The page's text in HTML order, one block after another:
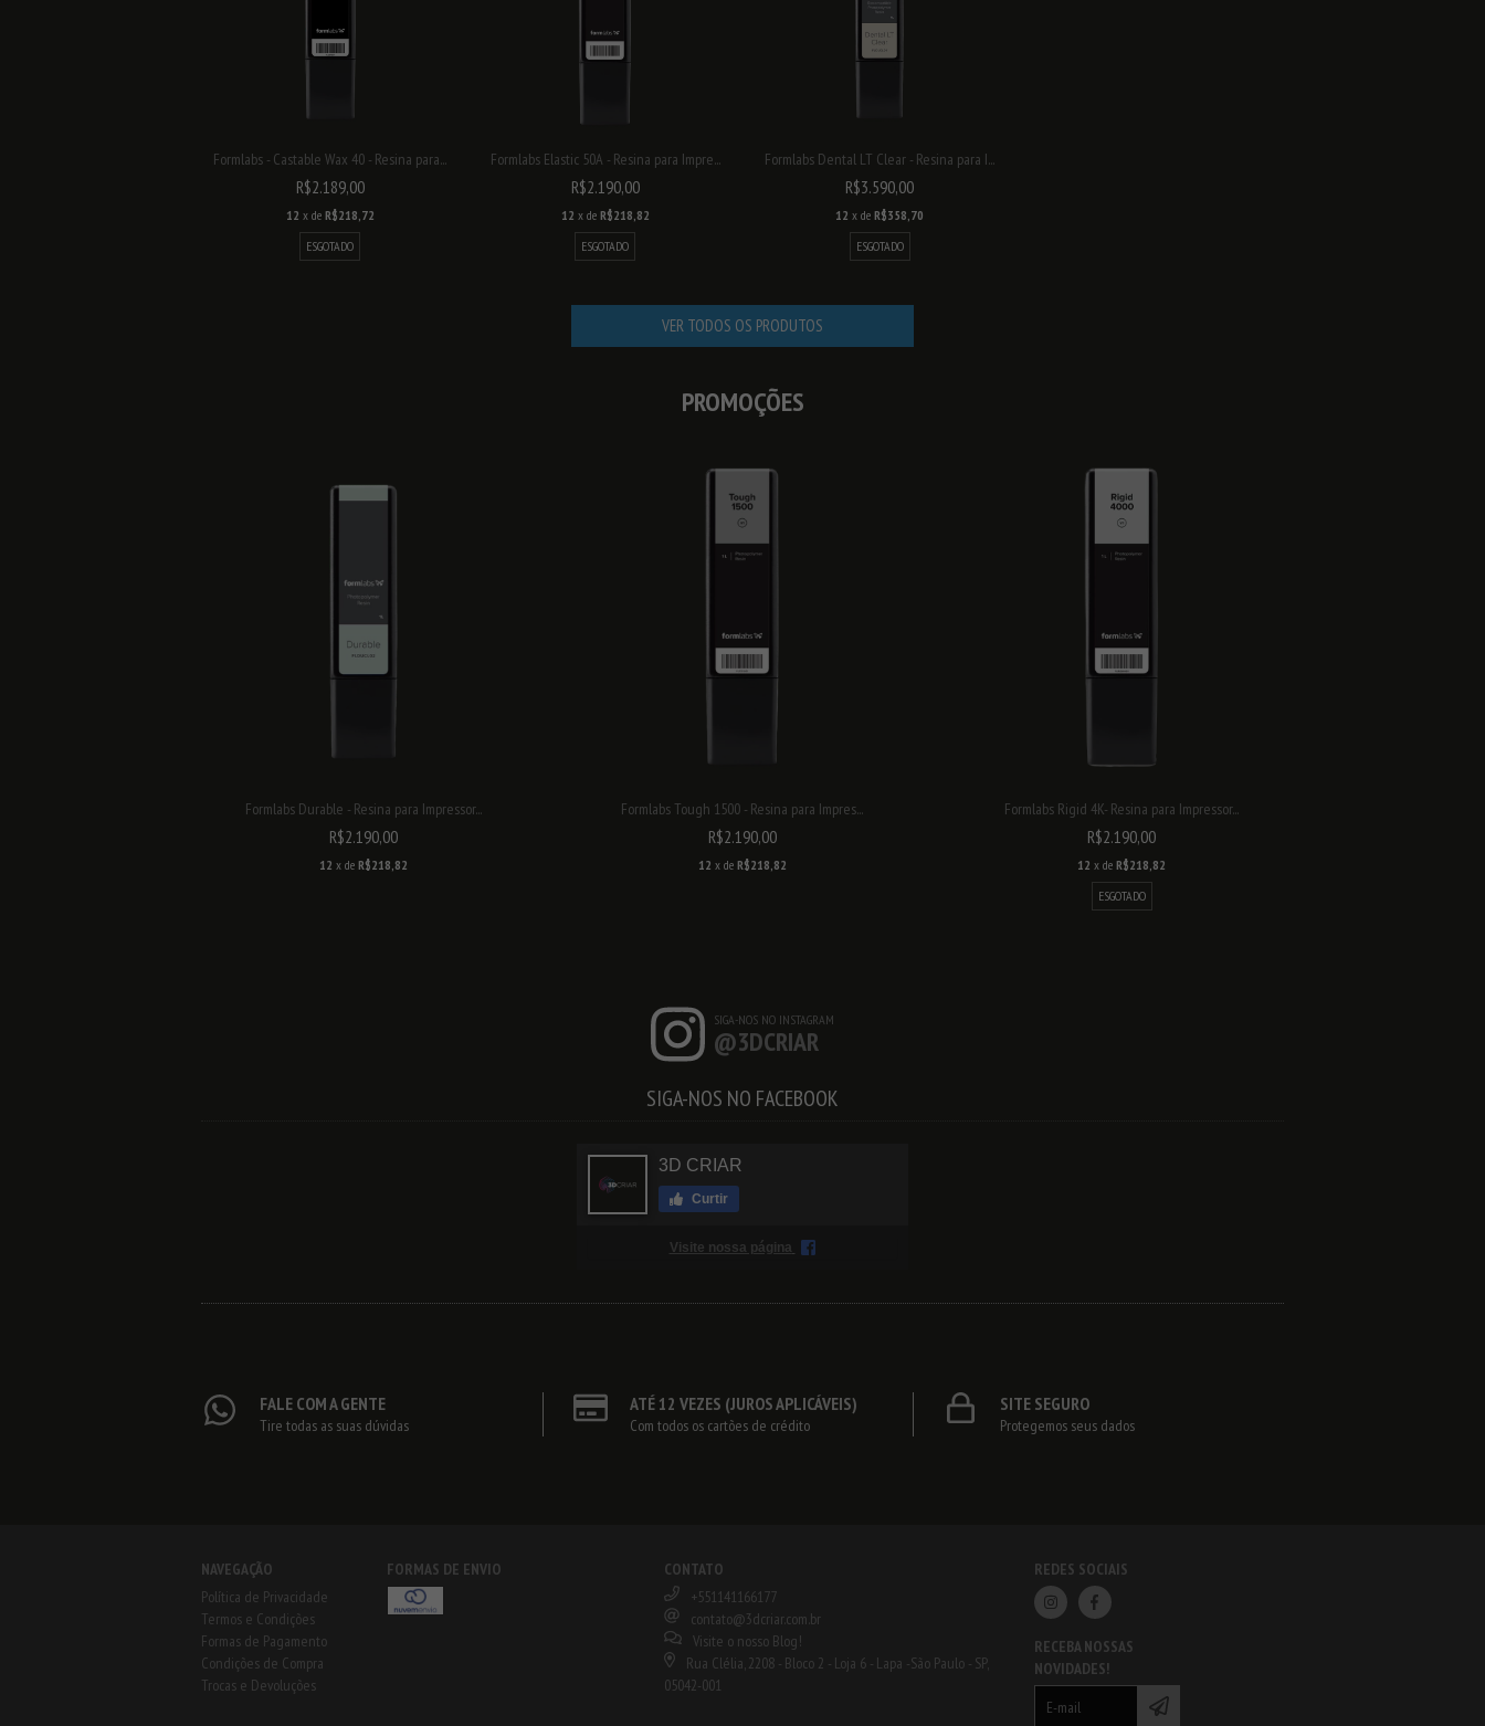
Formlabs - Castable Wax 40 - Resina para...
R$2.189,00
12 x de R$218,72
ESGOTADO
Formlabs Elastic 50A - Resina para Impre...
R$2.190,00
12 x de R$218,82
ESGOTADO
Formlabs Dental LT Clear - Resina para I...
R$3.590,00
12 x deR$358,70
ESGOTADO
VER TODOS OS PRODUTOS
PROMOÇÕES
Formlabs Durable - Resina para Impressor...
R$2.190,00
12 x de R$218,82
Formlabs Tough 1500 - Resina para Impres...
R$2.190,00
12 x de R$218,82
Formlabs Rigid 4K- Resina para Impressor...
R$2.190,00
12 x deR$218,82
ESGOTADO
SIGA-NOS NO INSTAGRAM
@3DCRIAR
SIGA-NOS NO FACEBOOK
3D CRIAR
Curtir
Visite nossa página
FALE COM A GENTE
Tire todas as suas dúvidas
ATÉ 12 VEZES (JUROS APLICÁVEIS)
Com todos os cartões de crédito
SITE SEGURO
Protegemos seus dados
NAVEGAÇÃO
Política de Privacidade
Termos e Condições
Formas de Pagamento
Condições de Compra
Trocas e Devoluções
FORMAS DE ENVIO
CONTATO
+551141166177
contato@3dcriar.com.br
Visite o nosso Blog!
Rua Clélia, 2208 - Bloco 2 - Loja 6 - Lapa -São Paulo - SP,
05042-001
REDES SOCIAIS
RECEBA NOSSAS
NOVIDADES!